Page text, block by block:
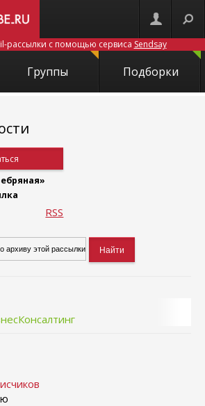
рассылки с помощью сервиса Sendsay
Группы Подборки
RSS